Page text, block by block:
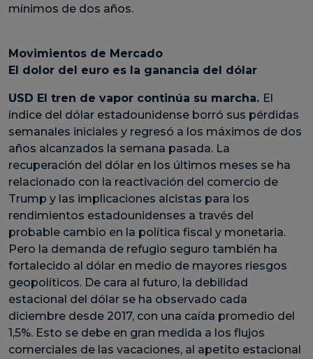
mínimos de dos años.
Movimientos de Mercado
El dolor del euro es la ganancia del dólar
USD El tren de vapor continúa su marcha. El
índice del dólar estadounidense borró sus pérdidas
semanales iniciales y regresó a los máximos de dos
años alcanzados la semana pasada. La
recuperación del dólar en los últimos meses se ha
relacionado con la reactivación del comercio de
Trump y las implicaciones alcistas para los
rendimientos estadounidenses a través del
probable cambio en la política fiscal y monetaria.
Pero la demanda de refugio seguro también ha
fortalecido al dólar en medio de mayores riesgos
geopolíticos. De cara al futuro, la debilidad
estacional del dólar se ha observado cada
diciembre desde 2017, con una caída promedio del
1,5%. Esto se debe en gran medida a los flujos
comerciales de las vacaciones, al apetito estacional